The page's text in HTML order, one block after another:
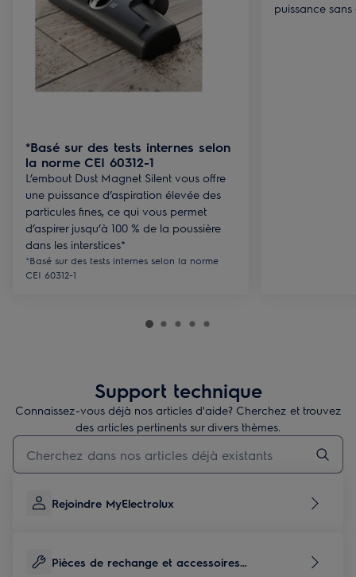
*Basé sur des tests internes selon
la norme CEI 60312-1
L’embout Dust Magnet Silent vous offre
une puissance d’aspiration élevée des
particules fines, ce qui vous permet
d’aspirer jusqu’à 100 % de la poussière
dans les interstices*
*Basé sur des tests internes selon la norme
CEI 60312-1
puissance
Support technique
Connaissez-vous déjà nos articles d'aide? Cherchez et trouvez
des articles pertinents sur divers thèmes.
Taper pour rechercher des articles de conseils
Rejoindre MyElectrolux
Pièces de rechange et accessoires